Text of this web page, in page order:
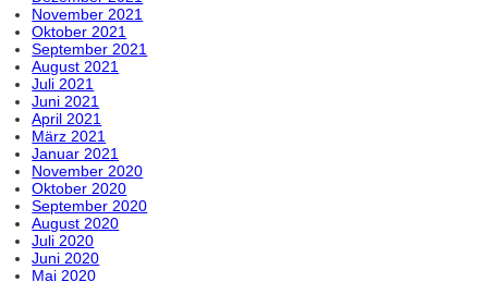
November 2021
Oktober 2021
September 2021
August 2021
Juli 2021
Juni 2021
April 2021
März 2021
Januar 2021
November 2020
Oktober 2020
September 2020
August 2020
Juli 2020
Juni 2020
Mai 2020